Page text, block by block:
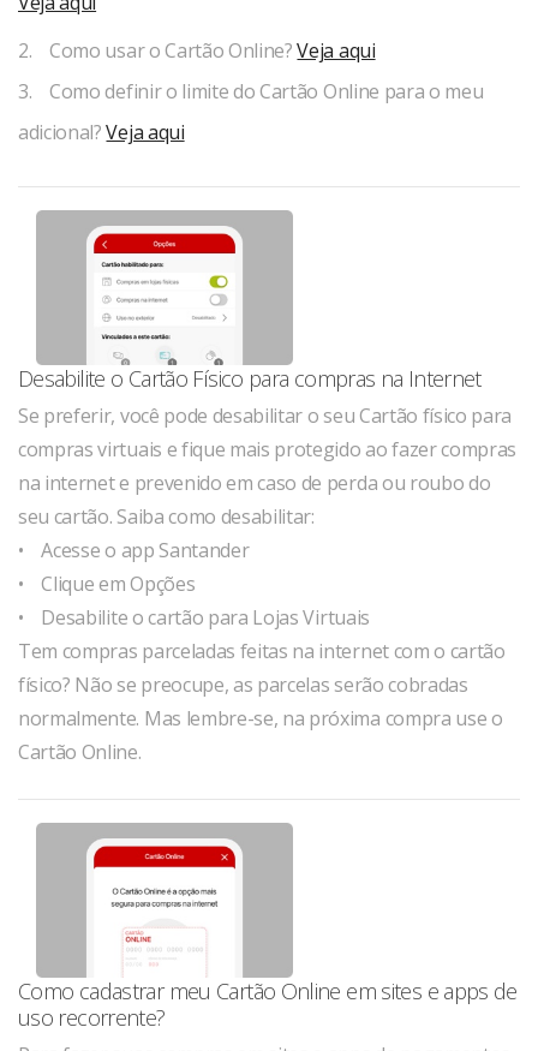
2. Como usar o Cartão Online?Veja aqui
3. Como definir o limite do Cartão Online para o meu
adicional?Veja aqui
Desabilite o Cartão Físico para compras na Internet
Se preferir, você pode desabilitar o seu Cartão físico para
compras virtuais e fique mais protegido ao fazer compras
na internet e prevenido em caso de perda ou roubo do
seu cartão. Saiba como desabilitar:
• Acesse o app Santander
• Clique em Opções
• Desabilite o cartão para Lojas Virtuais
Tem compras parceladas feitas na internet com o cartão
físico? Não se preocupe, as parcelas serão cobradas
normalmente. Mas lembre-se, na próxima compra use o
Cartão Online.
Como cadastrar meu Cartão Online em sites e apps de
uso recorrente?